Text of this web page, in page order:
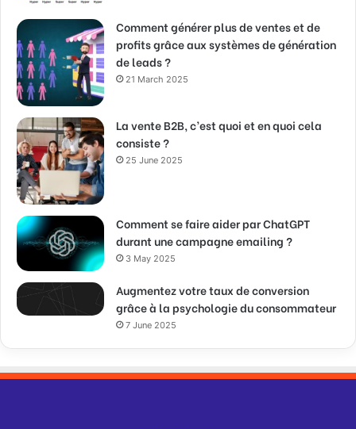
Comment générer plus de ventes et de
profits grâce aux systèmes de génération
de leads ?
21 March 2025
La vente B2B, c’est quoi et en quoi cela
consiste ?
25 June 2025
Comment se faire aider par ChatGPT
durant une campagne emailing ?
3 May 2025
Augmentez votre taux de conversion
grâce à la psychologie du consommateur
7 June 2025